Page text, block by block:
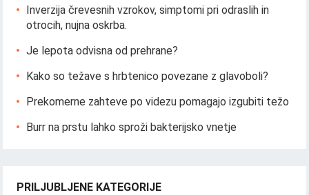
Inverzija črevesnih vzrokov, simptomi pri odraslih in
otrocih, nujna oskrba.
Je lepota odvisna od prehrane?
Kako so težave s hrbtenico povezane z glavoboli?
Prekomerne zahteve po videzu pomagajo izgubiti težo
Burr na prstu lahko sproži bakterijsko vnetje
PRILJUBLJENE KATEGORIJE